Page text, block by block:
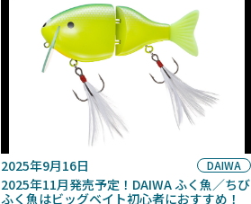
2025年9月16日 DAIWA
2025年11月発売予定！DAIWA ふく魚／ちび
ふく魚はビッグベイト初心者におすすめ！